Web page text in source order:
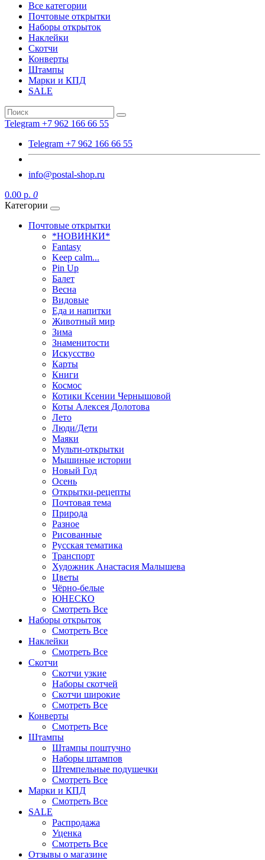
Все категории
Почтовые открытки
Наборы открыток
Наклейки
Скотчи
Конверты
Штампы
Марки и КПД
SALE
Telegram +7 962 166 66 55
Telegram +7 962 166 66 55
info@postal-shop.ru
0.00 р. 0
Категории
Почтовые открытки
*НОВИНКИ*
Fantasy
Keep calm...
Pin Up
Балет
Весна
Видовые
Еда и напитки
Животный мир
Зима
Знаменитости
Искусство
Карты
Книги
Космос
Котики Ксении Чернышовой
Коты Алексея Долотова
Лето
Люди/Дети
Маяки
Мульти-открытки
Мышиные истории
Новый Год
Осень
Открытки-рецепты
Почтовая тема
Природа
Разное
Рисованные
Русская тематика
Транспорт
Художник Анастасия Малышева
Цветы
Чёрно-белые
ЮНЕСКО
Смотреть Все
Наборы открыток
Смотреть Все
Наклейки
Смотреть Все
Скотчи
Скотчи узкие
Наборы скотчей
Скотчи широкие
Смотреть Все
Конверты
Смотреть Все
Штампы
Штампы поштучно
Наборы штампов
Штемпельные подушечки
Смотреть Все
Марки и КПД
Смотреть Все
SALE
Распродажа
Уценка
Смотреть Все
Отзывы о магазине